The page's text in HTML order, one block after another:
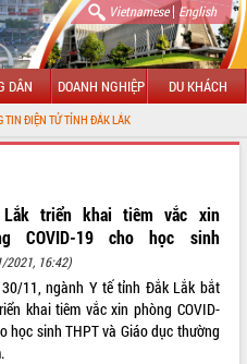
Vietnamese| English
DÂN DOANH NGHIỆP DU KHÁCH
LẮK
triển khai tiêm vắc xin
COVID-19 cho học sinh
2021, 16:42)
30/11, ngành Y tế tỉnh Đắk Lắk bắt
khai tiêm vắc xin phòng COVID-
học sinh THPT và Giáo dục thường